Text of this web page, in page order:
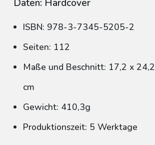
Daten: Hardcover
ISBN: 978-3-7345-5205-2
Seiten: 112
Maße und Beschnitt: 17,2 x 24,2
cm
Gewicht: 410,3g
Produktionszeit: 5 Werktage